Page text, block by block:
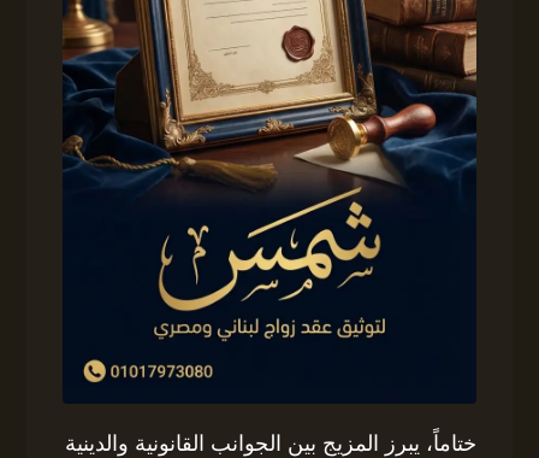
ختاماً، يبرز المزيج بين الجوانب القانونية والدينية